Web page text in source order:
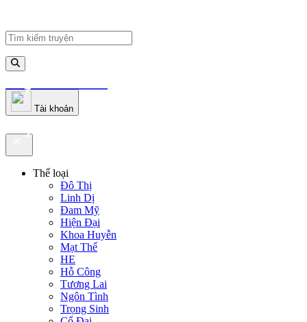
truyenfullz.com
Tài khoản
truyenfullz.com
Thể loại
Đô Thị
Linh Dị
Đam Mỹ
Hiện Đại
Khoa Huyễn
Mạt Thế
HE
Hỗ Công
Tương Lai
Ngôn Tình
Trọng Sinh